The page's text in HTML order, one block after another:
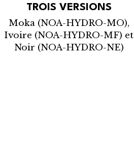
TROIS VERSIONS
Moka (NOA-HYDRO-MO),
Ivoire (NOA-HYDRO-MF) et
Noir (NOA-HYDRO-NE)